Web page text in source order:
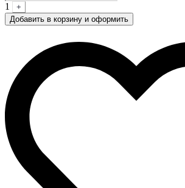
1
+
Добавить в корзину и оформить